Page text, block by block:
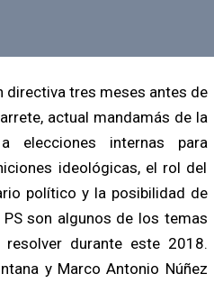
directiva tres meses antes de
actual mandamás de la
elecciones internas para
ideológicas, el rol del
político y la posibilidad de
son algunos de los temas
durante este 2018.
y Marco Antonio Núñez